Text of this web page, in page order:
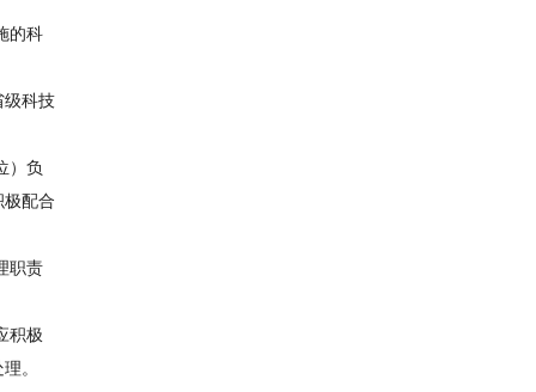
的科
科技
）负
极配合
职责
积极
。